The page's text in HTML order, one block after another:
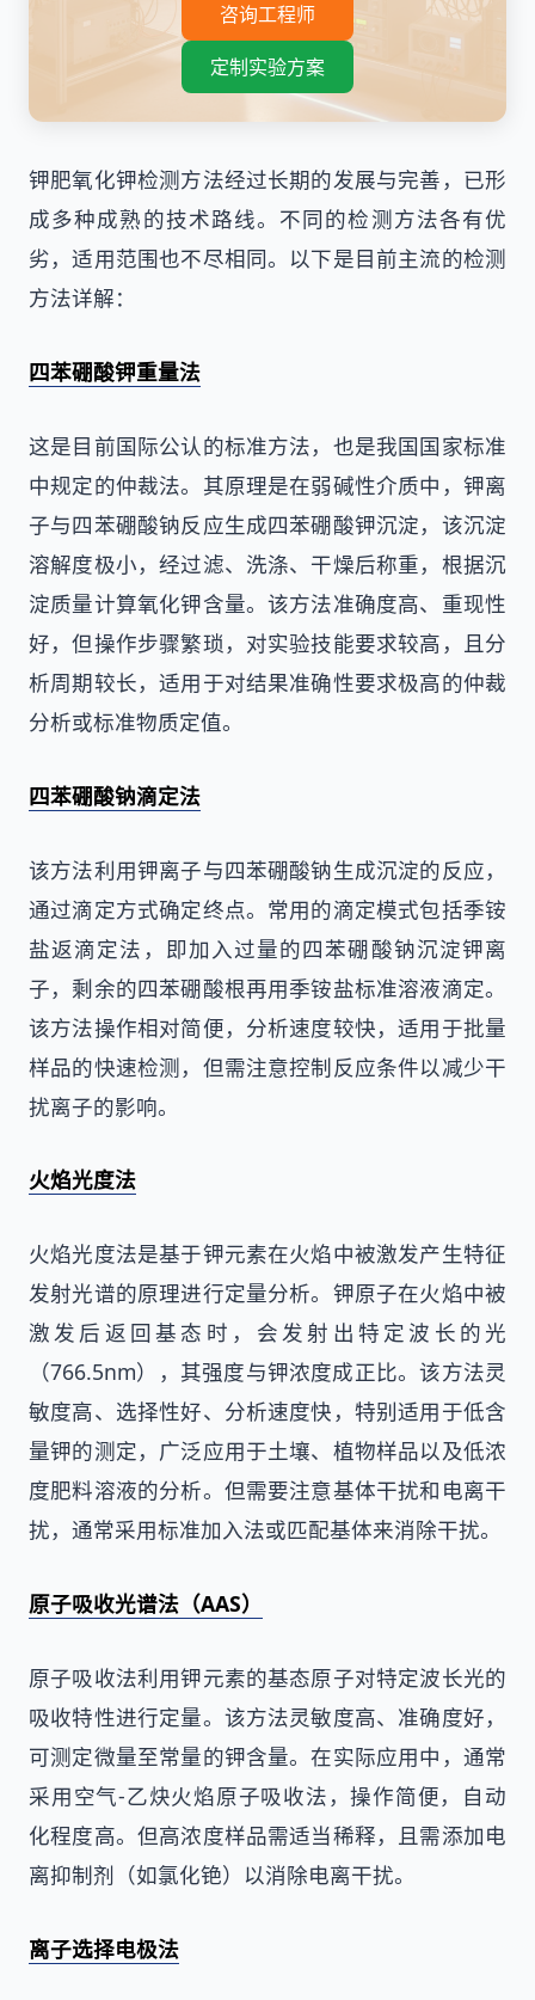
咨询工程师
定制实验方案
钾肥氧化钾检测方法经过长期的发展与完善，已形
成多种成熟的技术路线。不同的检测方法各有优
劣，适用范围也不尽相同。以下是目前主流的检测
方法详解：
四苯硼酸钾重量法
这是目前国际公认的标准方法，也是我国国家标准
中规定的仲裁法。其原理是在弱碱性介质中，钾离
子与四苯硼酸钠反应生成四苯硼酸钾沉淀，该沉淀
溶解度极小，经过滤、洗涤、干燥后称重，根据沉
淀质量计算氧化钾含量。该方法准确度高、重现性
好，但操作步骤繁琐，对实验技能要求较高，且分
析周期较长，适用于对结果准确性要求极高的仲裁
分析或标准物质定值。
四苯硼酸钠滴定法
该方法利用钾离子与四苯硼酸钠生成沉淀的反应，
通过滴定方式确定终点。常用的滴定模式包括季铵
盐返滴定法，即加入过量的四苯硼酸钠沉淀钾离
子，剩余的四苯硼酸根再用季铵盐标准溶液滴定。
该方法操作相对简便，分析速度较快，适用于批量
样品的快速检测，但需注意控制反应条件以减少干
扰离子的影响。
火焰光度法
火焰光度法是基于钾元素在火焰中被激发产生特征
发射光谱的原理进行定量分析。钾原子在火焰中被
激发后返回基态时，会发射出特定波长的光
（766.5nm），其强度与钾浓度成正比。该方法灵
敏度高、选择性好、分析速度快，特别适用于低含
量钾的测定，广泛应用于土壤、植物样品以及低浓
度肥料溶液的分析。但需要注意基体干扰和电离干
扰，通常采用标准加入法或匹配基体来消除干扰。
原子吸收光谱法（AAS）
原子吸收法利用钾元素的基态原子对特定波长光的
吸收特性进行定量。该方法灵敏度高、准确度好，
可测定微量至常量的钾含量。在实际应用中，通常
采用空气-乙炔火焰原子吸收法，操作简便，自动
化程度高。但高浓度样品需适当稀释，且需添加电
离抑制剂（如氯化铯）以消除电离干扰。
离子选择电极法